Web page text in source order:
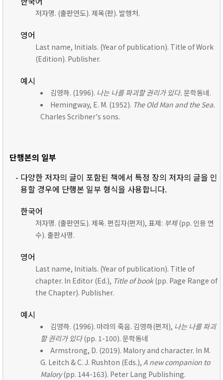
저자명. (출판연도). 제목(판). 발행처.
영어
Last name, Initials. (Year of publication). Title of Work
(Edition). Publisher.
예시
김영하. (1996). 나는 나를 파괴할 권리가 있다. 문학동네.
Hemingway, E. M. (1952). The Old Man and the Sea.
Charles Scribner's sons.
단행본의 일부
- 다양한 저자의 글이 포함된 책에서 특정 장의 저자의 글을 인
용할 경우에 단행본 일부 형식을 사용합니다.
한국어
저자명. (출판연도). 제목. 편집자(편저), 표제: 부제(pp. 인용 면
수). 출판사명.
영어
Last name, Initials. (Year of publication). Title of
chapter. In Editor (Ed.), Title of book(pp. Page Range of
the Chapter). Publisher.
예시
김영하. (1996). 마라의 죽음. 김영하(편저), 나는 나를 파괴
할 권리가 있다(pp. 1-100). 문학동네
Armstrong, D. (2019). Malory and character. In M.
G. Leitch & C. J. Rushton (Eds.), A new companion to
Malory(pp. 144-163). Peter Lang Publishing.